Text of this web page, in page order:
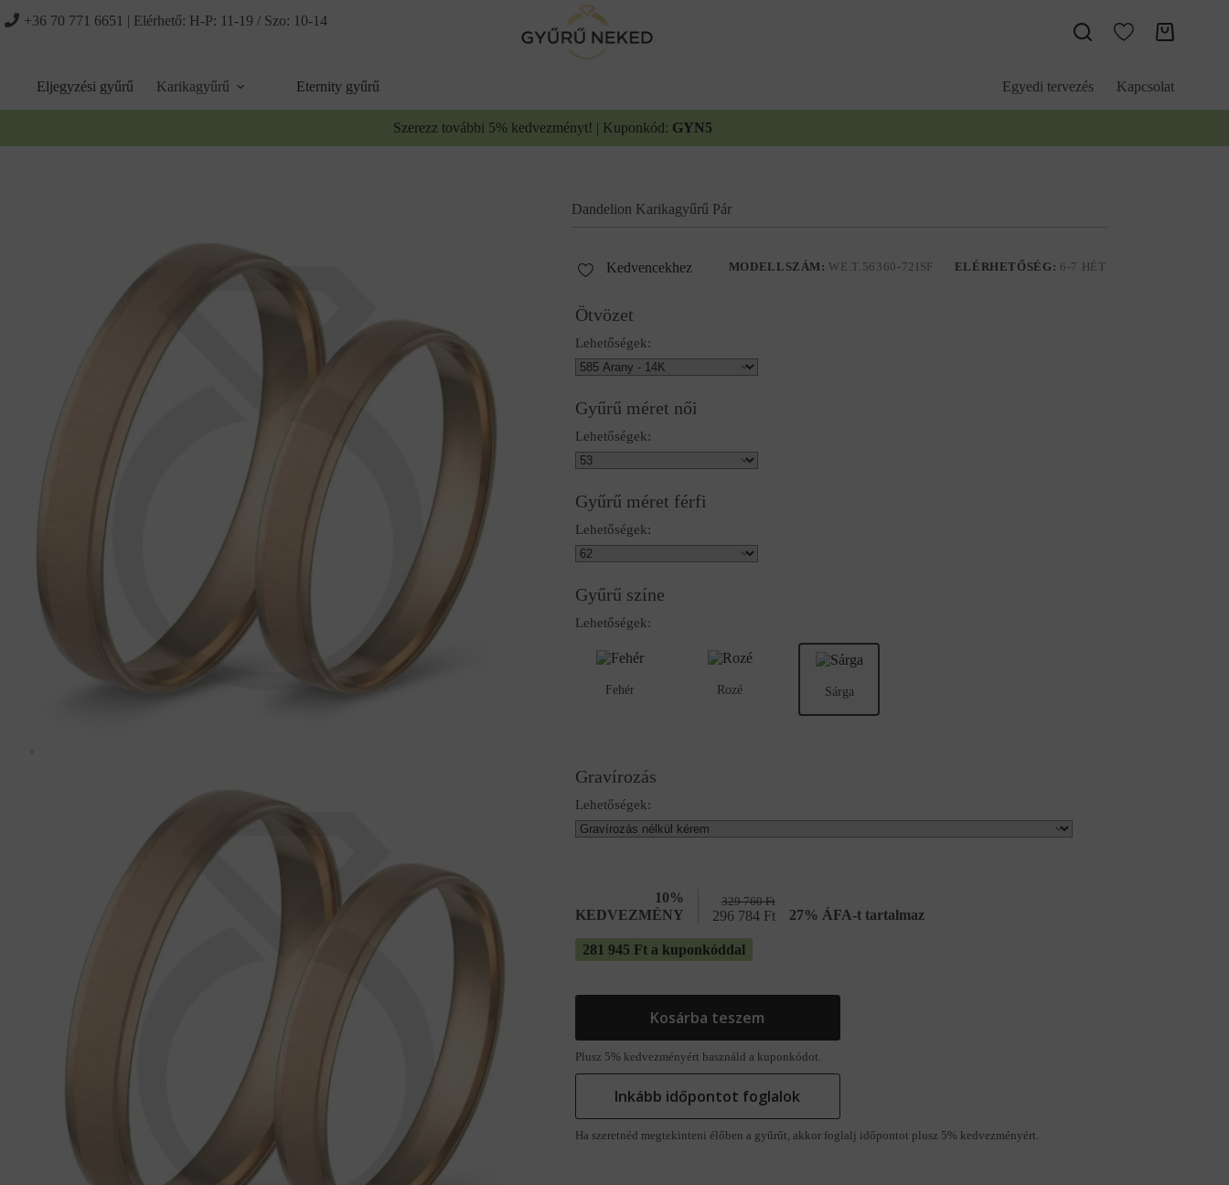
a
+36 70 771 6651 | Elérhető: H-P: 11-19 / Szo: 10-14
Kosár
Eljegyzési gyűrű Karikagyűrű Eternity gyűrű Egyedi tervezés Kapcsolat
Szerezz további 5% kedvezményt! | Kuponkód: GYN5
Dandelion Karikagyűrű Pár
MODELLSZÁM: WE.T.56360-72ISF ELÉRHETŐSÉG: 6-7 HÉT
Kedvencekhez
Ötvözet
Lehetőségek:
Gyűrű méret női
Lehetőségek:
Gyűrű méret férfi
Lehetőségek:
Gyűrű színe
Lehetőségek:
Fehér Rozé Sárga
Gravírozás
Lehetőségek:
10%
KEDVEZMÉNY
329 760Ft
296 784 Ft 27% ÁFA-t tartalmaz
281 945 Ft a kuponkóddal
Kosárba teszem
Plusz 5% kedvezményért használd a kuponkódot.
Inkább időpontot foglalok
Ha szeretnéd megtekinteni élőben a gyűrűt, akkor foglalj időpontot plusz 5% kedvezményért.